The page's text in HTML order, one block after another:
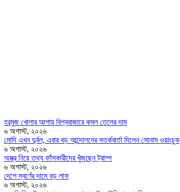
হরমুজ খোলার আশায় বিশ্ববাজারে কমল তেলের দাম
৬ অগাস্ট, ২০২৬
মোদি এখন দুর্বল, এবার বড় আন্দোলনের সতর্কবার্তা দিলেন সোনাম ওয়াংচুক
৬ অগাস্ট, ২০২৬
অস্ত্র নিয়ে তথ্য ফাঁসকারীদের খুঁজছেন ট্রাম্প
৬ অগাস্ট, ২০২৬
দেশে স্বর্ণের দামে বড় লাফ
৬ অগাস্ট, ২০২৬